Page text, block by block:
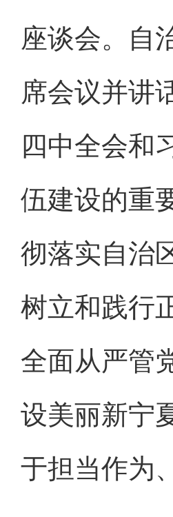
座谈会。自
席会议并讲
四中全会和
伍建设的重
彻落实自治
树立和践行
全面从严管
设美丽新宁
于担当作为